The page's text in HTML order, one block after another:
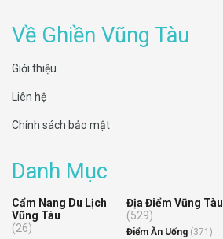
Về Ghiền Vũng Tàu
Giới thiệu
Liên hệ
Chính sách bảo mật
Danh Mục
Cẩm Nang Du Lịch
Vũng Tàu
(26)
Địa Điểm Vũng Tàu
(529)
Điểm Ăn Uống (371)